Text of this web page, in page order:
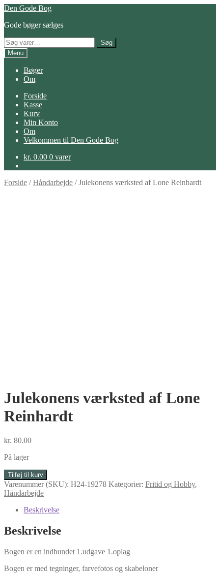
Spring
navigation
Spring
indhold
Den Gode Bog
Gode bøger sælges
Søg
efter:
Søg
Menu
Bøger
Om
Forside
Kasse
Kurv
Min Konto
Om
Velkommen til Den Gode Bog
kr. 0.00 0 varer
Forside /Håndarbejde /Julekonens værksted af Lone Reinhardt
Julekonens værksted af Lone
Reinhardt
kr. 80.00
På lager
Julekonens
værksted
af
Reinhardt
Tilføj til kurv
Varenummer (SKU): H24-19278 Kategorier: Fritid og Hobby,
Håndarbejde
Beskrivelse
Beskrivelse
Bogen er en indbundet 1.udgave 1.oplag
Bogen er med tegninger, farvefotos og skabeloner